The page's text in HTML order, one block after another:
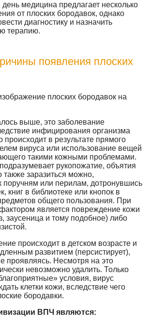
медицина предлагает несколько
от плоских бородавок, однако
диагностику и назначить
терапию.
появления плоских
выше, это заболевание
инфицирования организма
в результате прямого
вируса или использование вещей
такими кожными проблемами.
рукопожатие, объятия
также заразиться можно,
поручням или перилам, дотронувшись
книг в библиотеке или кнопок в
общего пользования. При
является повреждение кожи
заусеница и тому подобное) либо
происходит в детском возрасте и
развитием (персистирует),
проявляясь. Несмотря на это
невозможно удалить. Только
условия, вирус
клетки кожи, вследствие чего
бородавки.
ВПЧ являются: